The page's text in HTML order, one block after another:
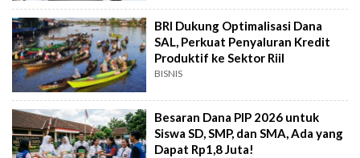
BRI Dukung Optimalisasi Dana
SAL, Perkuat Penyaluran Kredit
Produktif ke Sektor Riil
BISNIS
Besaran Dana PIP 2026 untuk
Siswa SD, SMP, dan SMA, Ada yang
Dapat Rp1,8 Juta!